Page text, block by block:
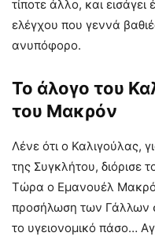
τίποτε άλλο, και
ελέγχου που γεννά
ανυπόφορο.
Το άλογο του
του Μακρόν
Λένε ότι ο Καλιγούλας,
της Συγκλήτου, διόρισε
Τώρα ο Εμανουέλ
προσήλωση των Γάλλων
το υγειονομικό πάσο…